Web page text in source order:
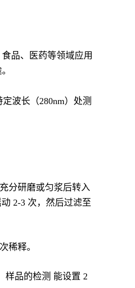
品、医药等领域应用
波长（280nm）处测
分研磨或匀浆后转入
2-3 次，然后过滤至
稀释。
样品的检测 能设置 2